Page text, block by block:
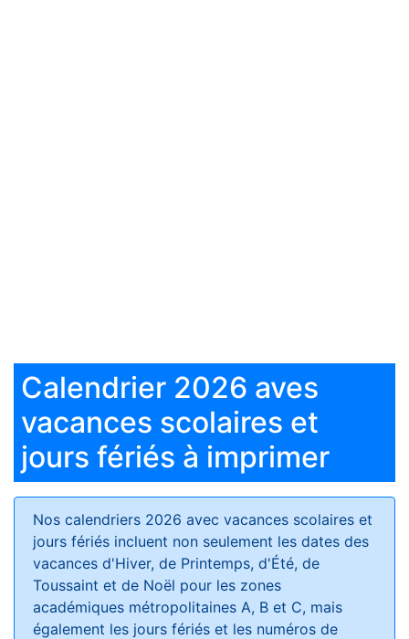
Calendrier 2026 aves
vacances scolaires et
jours fériés à imprimer
Nos calendriers 2026 avec vacances scolaires et
jours fériés incluent non seulement les dates des
vacances d'Hiver, de Printemps, d'Été, de
Toussaint et de Noël pour les zones
académiques métropolitaines A, B et C, mais
également les jours fériés et les numéros de